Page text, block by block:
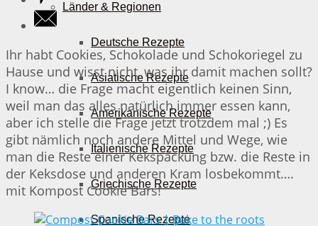
Länder & Regionen
Deutsche Rezepte
Asiatische Rezepte
Amerikanische Rezepte
Italienische Rezepte
Griechische Rezepte
Spanische Rezepte
Ihr habt Cookies, Schokolade und Schokoriegel zu
Hause und wisst nicht, was ihr damit machen sollt?
I know… die Frage macht eigentlich keinen Sinn,
weil man das alles natürlich immer essen kann,
aber ich stelle die Frage jetzt trotzdem mal ;) Es
gibt nämlich noch andere Mittel und Wege, wie
man die Reste einer Kekspackung bzw. die Reste in
der Keksdose und anderen Kram losbekommt….
mit Kompost Cookie Bars!